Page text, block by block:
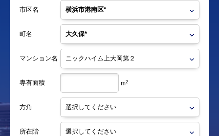
市区名
町名
マンション名
専有面積 m2
方角
所在階